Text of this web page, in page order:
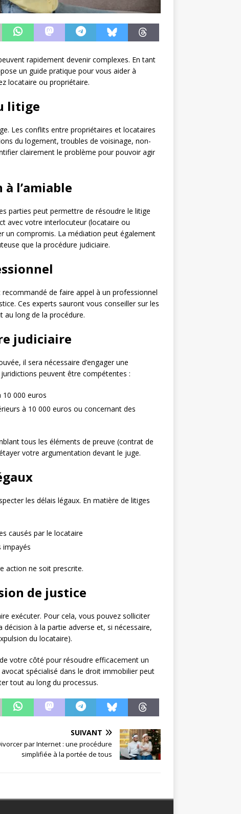
rapidement devenir complexes. En tant
un guide pratique pour vous aider à
locataire ou propriétaire.
litige
Les conflits entre propriétaires et locataires
du logement, troubles de voisinage, non-
clairement le problème pour pouvoir agir
l’amiable
parties peut permettre de résoudre le litige
avec votre interlocuteur (locataire ou
un compromis. La médiation peut également
que la procédure judiciaire.
de faire appel à un professionnel
Ces experts sauront vous conseiller sur les
long de la procédure.
judiciaire
il sera nécessaire d’engager une
peuvent être compétentes :
10 000 euros
à 10 000 euros ou concernant des
tous les éléments de preuve (contrat de
votre argumentation devant le juge.
les délais légaux. En matière de litiges
causés par le locataire
impayés
action ne soit prescrite.
de justice
exécuter. Pour cela, vous pouvez solliciter
décision à la partie adverse et, si nécessaire,
du locataire).
votre côté pour résoudre efficacement un
spécialisé dans le droit immobilier peut
tout au long du processus.
SUIVANT
par Internet : une procédure
simplifiée à la portée de tous